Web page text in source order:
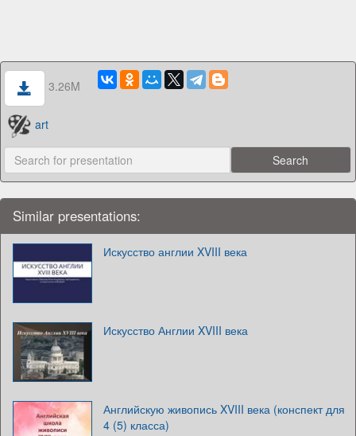
3.26M
art
Similar presentations:
Искусство англии XVIII века
Искусство Англии XVIII века
Английскую живопись XVIII века (конспект для
4 (5) класса)